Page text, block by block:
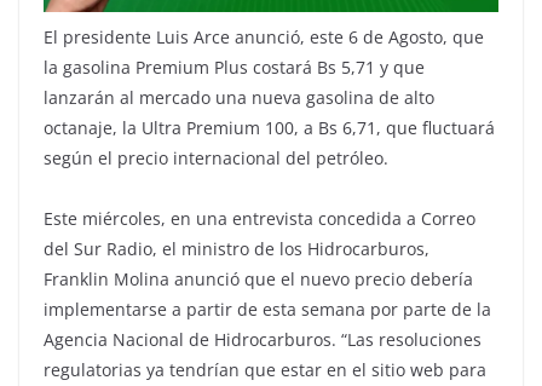
El presidente Luis Arce anunció, este 6 de Agosto, que
la gasolina Premium Plus costará Bs 5,71 y que
lanzarán al mercado una nueva gasolina de alto
octanaje, la Ultra Premium 100, a Bs 6,71, que fluctuará
según el precio internacional del petróleo.
Este miércoles, en una entrevista concedida a Correo
del Sur Radio, el ministro de los Hidrocarburos,
Franklin Molina anunció que el nuevo precio debería
implementarse a partir de esta semana por parte de la
Agencia Nacional de Hidrocarburos. “Las resoluciones
regulatorias ya tendrían que estar en el sitio web para